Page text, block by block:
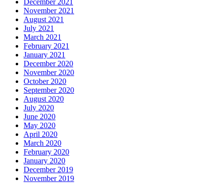
November 2021
August 2021
July 2021
March 2021
February 2021
January 2021
December 2020
November 2020
October 2020
September 2020
August 2020
July 2020
June 2020
May 2020
April 2020
March 2020
February 2020
January 2020
December 2019
November 2019